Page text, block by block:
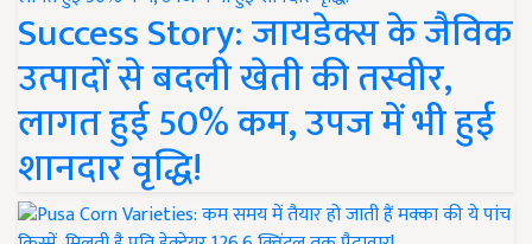
Success Story: जायडेक्स के जैविक
उत्पादों से बदली खेती की तस्वीर,
लागत हुई 50% कम, उपज में भी हुई
शानदार वृद्धि!